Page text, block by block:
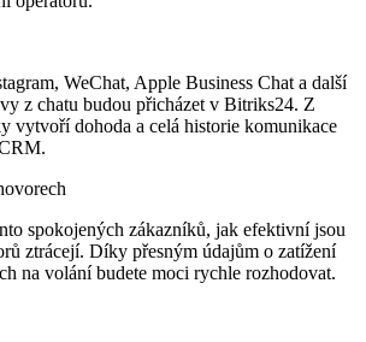
WeChat, Apple Business Chat a další
z chatu budou přicházet v Bitriks24. Z
vytvoří dohoda a celá historie komunikace
spokojených zákazníků, jak efektivní jsou
ztrácejí. Díky přesným údajům o zatížení
na volání budete moci rychle rozhodovat.